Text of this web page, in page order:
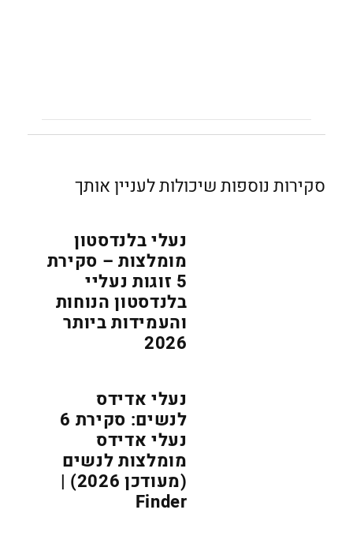
סקירות נוספות שיכולות לעניין אותך
נעלי בלנדסטון
מומלצות – סקירת
5 זוגות נעליי
בלנדסטון הנוחות
והעמידות ביותר
2026
נעלי אדידס
לנשים: סקירת 6
נעלי אדידס
מומלצות לנשים
(מעודכן 2026) |
Finder